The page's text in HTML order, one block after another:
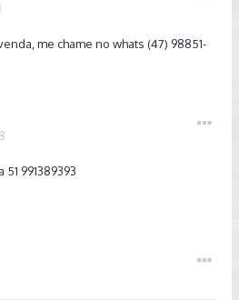
me chame no whats (47) 98851-
991389393